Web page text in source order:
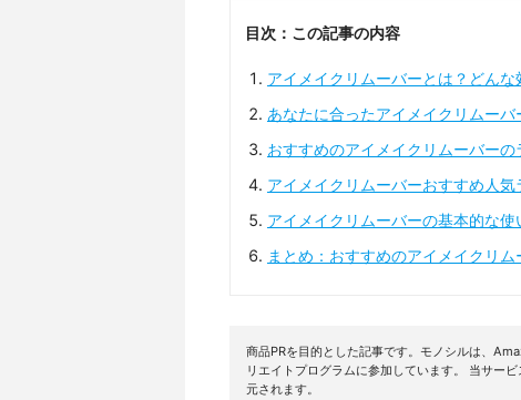
目次：この記事の内容
アイメイクリムーバーとは？どんな
あなたに合ったアイメイクリムー
おすすめのアイメイクリムーバー
アイメイクリムーバーおすすめ人気
アイメイクリムーバーの基本的な使
まとめ：おすすめのアイメイクリ
商品PRを目的とした記事です。モノシルは、
リエイトプログラムに参加しています。 当サー
元されます。